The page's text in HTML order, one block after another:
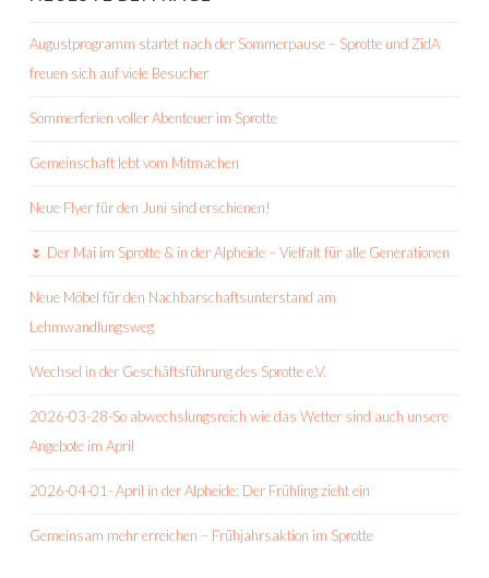
Augustprogramm startet nach der Sommerpause – Sprotte und ZidA
freuen sich auf viele Besucher
Sommerferien voller Abenteuer im Sprotte
Gemeinschaft lebt vom Mitmachen
Neue Flyer für den Juni sind erschienen!
🌷 Der Mai im Sprotte & in der Alpheide – Vielfalt für alle Generationen
Neue Möbel für den Nachbarschaftsunterstand am
Lehmwandlungsweg
Wechsel in der Geschäftsführung des Sprotte e.V.
2026-03-28-So abwechslungsreich wie das Wetter sind auch unsere
Angebote im April
2026-04-01- April in der Alpheide: Der Frühling zieht ein
Gemeinsam mehr erreichen – Frühjahrsaktion im Sprotte